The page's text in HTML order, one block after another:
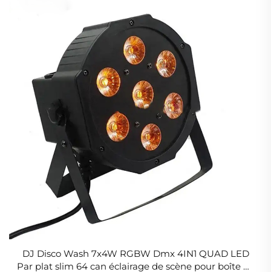
DJ Disco Wash 7x4W RGBW Dmx 4IN1 QUAD LED
Par plat slim 64 can éclairage de scène pour boîte de